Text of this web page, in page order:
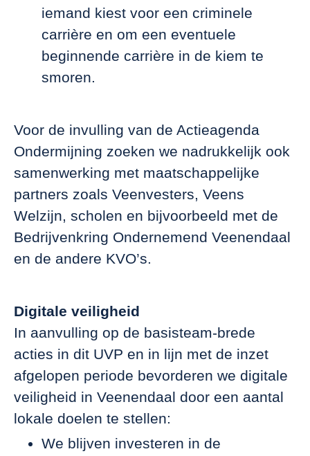
iemand kiest voor een criminele
carrière en om een eventuele
beginnende carrière in de kiem te
smoren.
Voor de invulling van de Actieagenda
Ondermijning zoeken we nadrukkelijk ook
samenwerking met maatschappelijke
partners zoals Veenvesters, Veens
Welzijn, scholen en bijvoorbeeld met de
Bedrijvenkring Ondernemend Veenendaal
en de andere KVO’s.
Digitale veiligheid
In aanvulling op de basisteam-brede
acties in dit UVP en in lijn met de inzet
afgelopen periode bevorderen we digitale
veiligheid in Veenendaal door een aantal
lokale doelen te stellen:
We blijven investeren in de